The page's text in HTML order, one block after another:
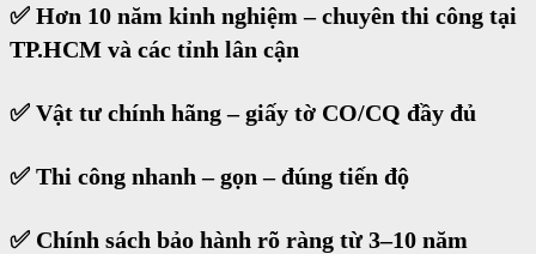
✅ Hơn 10 năm kinh nghiệm – chuyên thi công tại
TP.HCM và các tỉnh lân cận
✅ Vật tư chính hãng – giấy tờ CO/CQ đầy đủ
✅ Thi công nhanh – gọn – đúng tiến độ
✅ Chính sách bảo hành rõ ràng từ 3–10 năm